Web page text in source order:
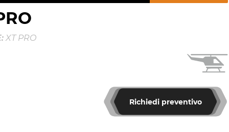
XT PRO
Richiedi preventivo